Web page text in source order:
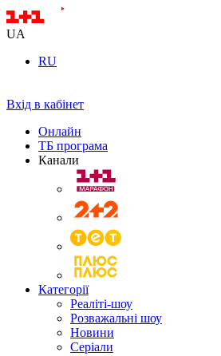
UA
RU
Вхід в кабінет
Онлайн
ТБ програма
Канали
Категорії
Реаліті-шоу
Розважальні шоу
Новини
Серіали